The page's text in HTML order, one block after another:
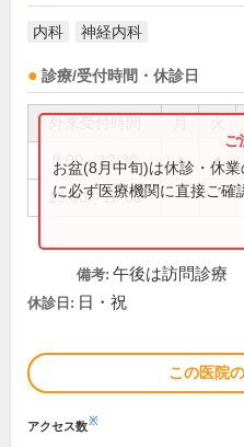
内科 神経内科
診療/受付時間・休診日
9:00～12:30 ● ●
15:00～18:00
お盆(8月中旬)は休診・休
に必ず医療機関に直接ご確
備考: 午後は訪問診療
休診日: 日・祝
この医院
アクセス数※